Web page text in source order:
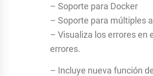
– Soporte para Docker
– Soporte para múltiples
– Visualiza los errores en
errores.
– Incluye nueva función